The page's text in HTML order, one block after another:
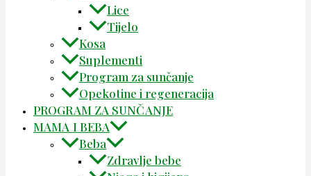
Lice
Tijelo
Kosa
Suplementi
Program za sunčanje
Opekotine i regeneracija
PROGRAM ZA SUNČANJE
MAMA I BEBA
Beba
Zdravlje bebe